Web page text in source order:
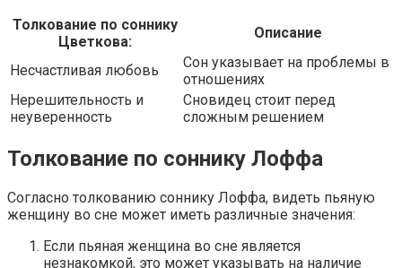
Толкование по соннику
Цветкова:
Описание
Несчастливая любовь
Сон указывает на проблемы в
отношениях
Нерешительность и
неуверенность
Сновидец стоит перед
сложным решением
Толкование по соннику Лоффа
Согласно толкованию соннику Лоффа, видеть пьяную
женщину во сне может иметь различные значения:
Если пьяная женщина во сне является
незнакомкой, это может указывать на наличие